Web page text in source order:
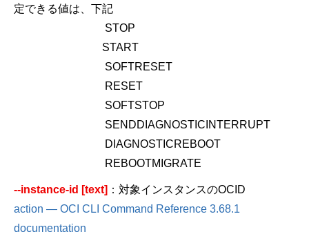
定できる値は、下記
STOP
START
SOFTRESET
RESET
SOFTSTOP
SENDDIAGNOSTICINTERRUPT
DIAGNOSTICREBOOT
REBOOTMIGRATE
--instance-id [text] ：対象インスタンスのOCID
action — OCI CLI Command Reference 3.68.1
documentation